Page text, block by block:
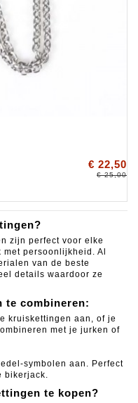
€ 22,50
€ 25,00
zijn perfect voor elke
met persoonlijkheid. Al
van de beste
details waardoor ze
te combineren:
kruiskettingen aan, of je
met je jurken of
symbolen aan. Perfect
bikerjack.
te kopen?